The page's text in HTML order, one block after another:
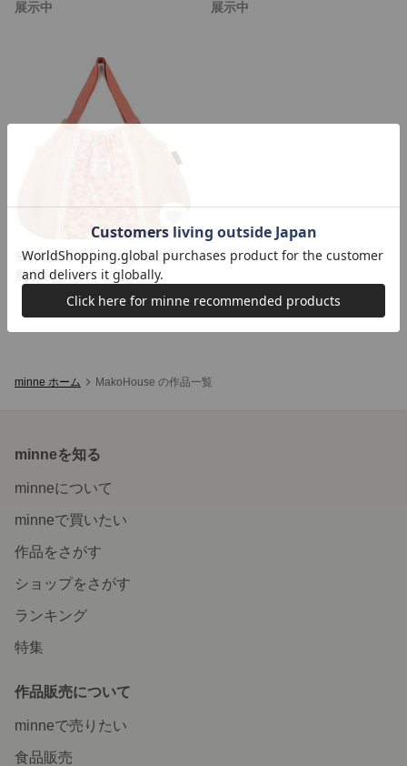
展示中 展示中
🌸お花のナチュラルグラニーバッグ(ピンク色)
展示中
minne ホーム MakoHouse の作品一覧
minneを知る
minneについて
minneで買いたい
作品をさがす
ショップをさがす
ランキング
特集
作品販売について
minneで売りたい
食品販売